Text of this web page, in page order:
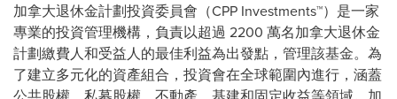
加拿大退休金計劃投資委員會（CPP Investments™）是一家
專業的投資管理機構，負責以超過 2200 萬名加拿大退休金
計劃繳費人和受益人的最佳利益為出發點，管理該基金。為
了建立多元化的資產組合，投資會在全球範圍內進行，涵蓋